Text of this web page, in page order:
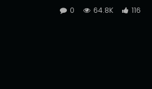
0 64.8K 116